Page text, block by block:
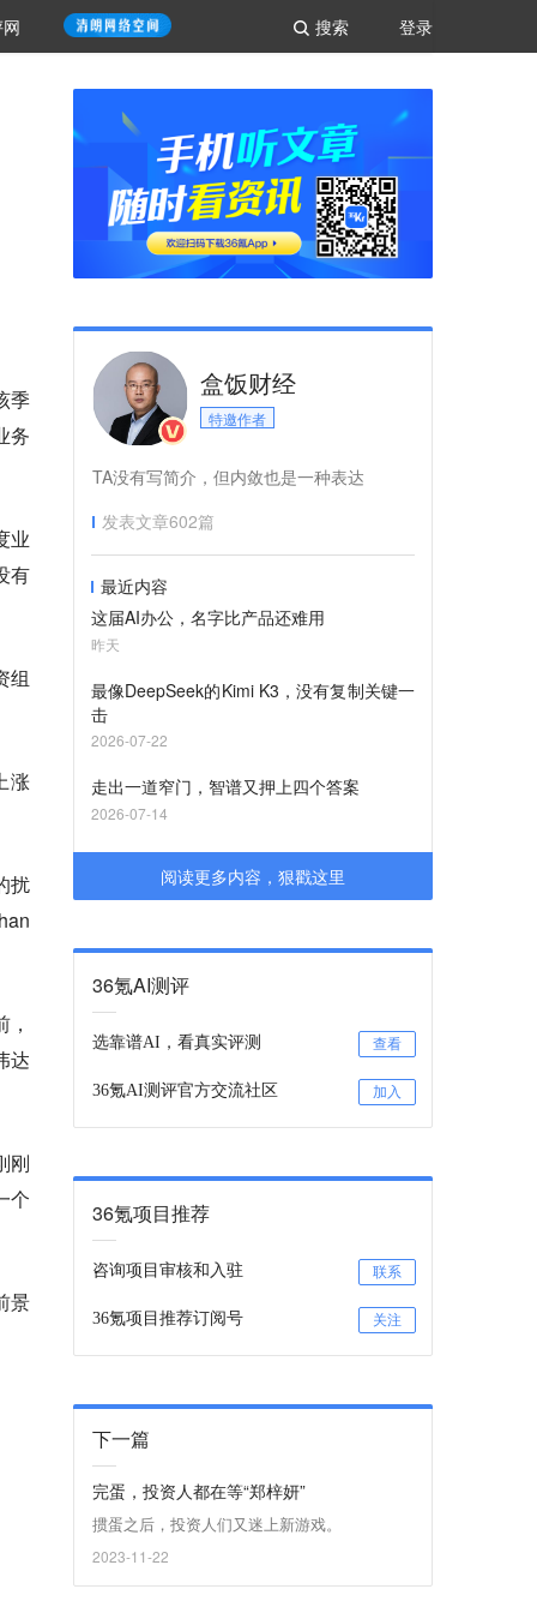
登录
搜索
季
务
业
有
组
涨
扰
达
刚
个
景
盒饭财经
特邀作者
TA没有写简介，但内敛也是一种表达
发表文章602篇
最近内容
这届AI办公，名字比产品还难用
昨天
最像DeepSeek的Kimi K3，没有复制关键一
击
2026-07-22
走出一道窄门，智谱又押上四个答案
2026-07-14
阅读更多内容，狠戳这里
36氪AI测评
选靠谱AI，看真实评测 查看
36氪AI测评官方交流社区 加入
36氪项目推荐
咨询项目审核和入驻 联系
36氪项目推荐订阅号 关注
下一篇
完蛋，投资人都在等“郑梓妍”
掼蛋之后，投资人们又迷上新游戏。
2023-11-22